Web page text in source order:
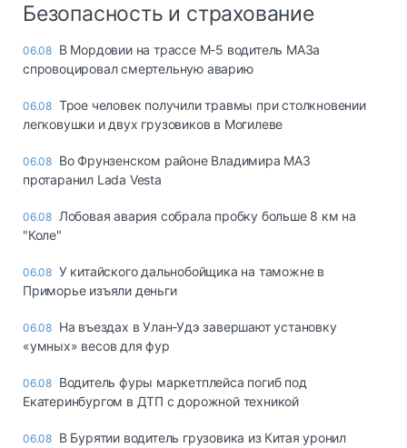
Безопасность и страхование
06.08 В Мордовии на трассе М-5 водитель МАЗа
спровоцировал смертельную аварию
06.08 Трое человек получили травмы при столкновении
легковушки и двух грузовиков в Могилеве
06.08 Во Фрунзенском районе Владимира МАЗ
протаранил Lada Vesta
06.08 Лобовая авария собрала пробку больше 8 км на
"Коле"
06.08 У китайского дальнобойщика на таможне в
Приморье изъяли деньги
06.08 Ha въeздax в Улaн-Удэ зaвepшaют ycтaнoвкy
«yмныx» вecoв для фyp
06.08 Водитель фуры маркетплейса погиб под
Екатеринбургом в ДТП с дорожной техникой
06.08 В Бурятии водитель грузовика из Китая уронил